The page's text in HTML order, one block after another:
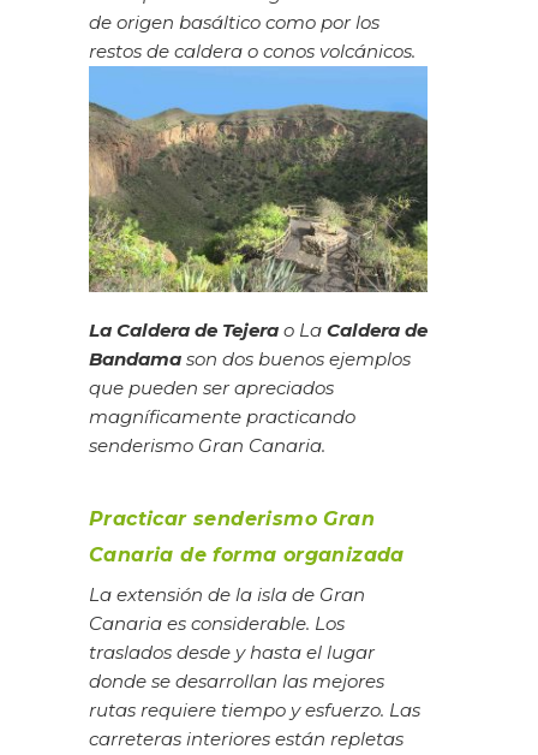
de origen basáltico como por los
restos de caldera o conos volcánicos.
La Caldera de Tejera o La Caldera de
Bandama son dos buenos ejemplos
que pueden ser apreciados
magníficamente practicando
senderismo Gran Canaria.
Practicar senderismo Gran
Canaria de forma organizada
La extensión de la isla de Gran
Canaria es considerable. Los
traslados desde y hasta el lugar
donde se desarrollan las mejores
rutas requiere tiempo y esfuerzo. Las
carreteras interiores están repletas